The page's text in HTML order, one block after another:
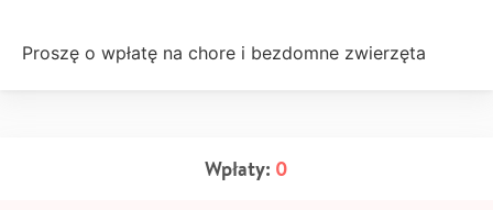
Proszę o wpłatę na chore i bezdomne zwierzęta
Wpłaty: 0